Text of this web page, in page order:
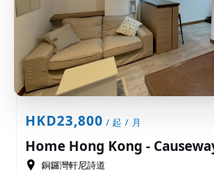
HKD23,800 / 起 / 月
Home Hong Kong -
銅鑼灣軒尼詩道